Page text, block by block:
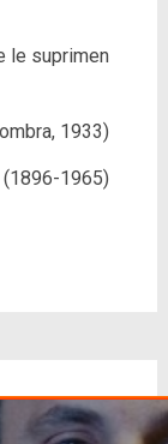
le suprimen
1933)
(1896-1965)